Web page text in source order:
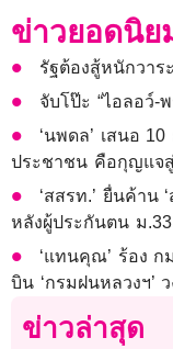
ข่าวยอดนิย
รัฐต้องสู้หนักวาร
จับโป๊ะ “ไอลอว์-
‘นพดล’ เสนอ
ประชาชน คือกุญแจ
‘สสรท.’ ยื่นค้าน
หลังผู้ประกันตน ม
‘แทนคุณ’ ร้อง ก
บิน ‘กรมฝนหลวงฯ’
ข่าวล่าสุด